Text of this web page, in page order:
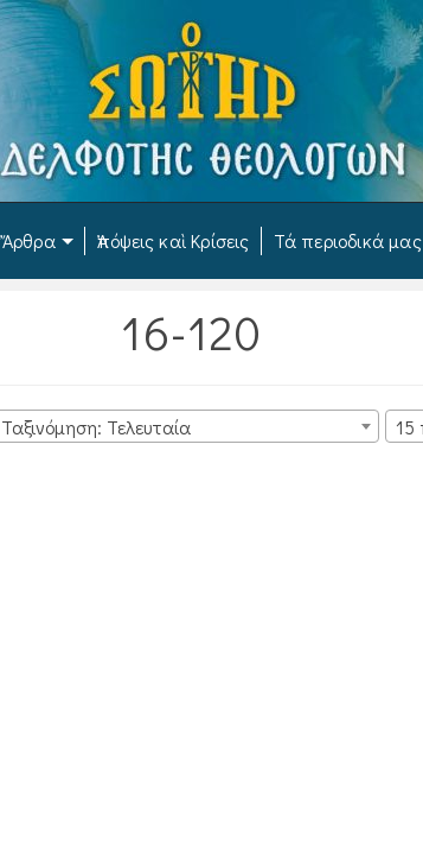
Ἄρθρα Ἀπόψεις καὶ Κρίσεις Τά περιοδικά μας
16-120
Ταξινόμηση: Τελευταία